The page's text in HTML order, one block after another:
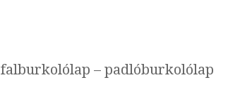
falburkolólap – padlóburkolólap